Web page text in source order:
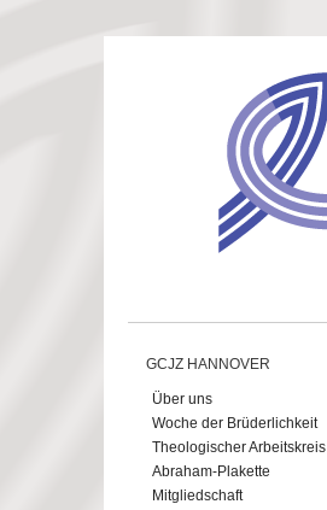
GCJZ HANNOVER
Über uns
Woche der Brüderlichkeit
Theologischer Arbeitskreis
Abraham-Plakette
Mitgliedschaft